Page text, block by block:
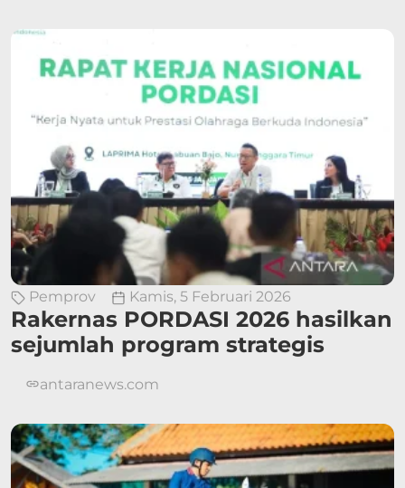
Pemprov Kamis, 5 Februari 2026
Rakernas PORDASI 2026 hasilkan
sejumlah program strategis
antaranews.com